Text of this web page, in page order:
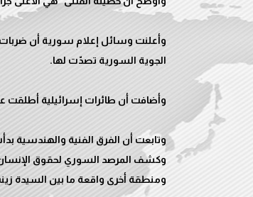
وأعلنت وسائل إعلام سورية أن ضربات
وكشف المرصد السوري لحقوق